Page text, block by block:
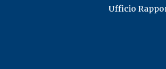
Ufficio